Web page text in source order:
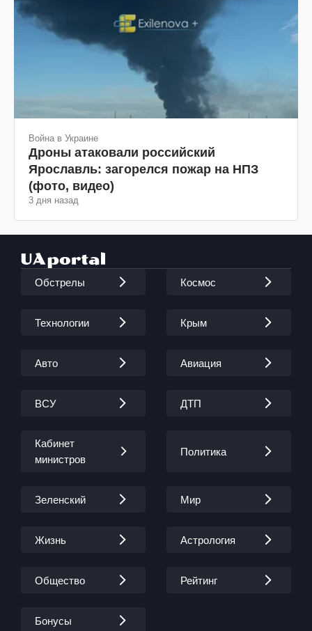
Война в Украине
Дроны атаковали российский
Ярославль: загорелся пожар на НПЗ
(фото, видео)
3 дня назад
Обстрелы Космос
Технологии Крым
Авто Авиация
ВСУ ДТП
Кабинет
министров
Политика
Зеленский Мир
Жизнь Астрология
Общество Рейтинг
Бонусы